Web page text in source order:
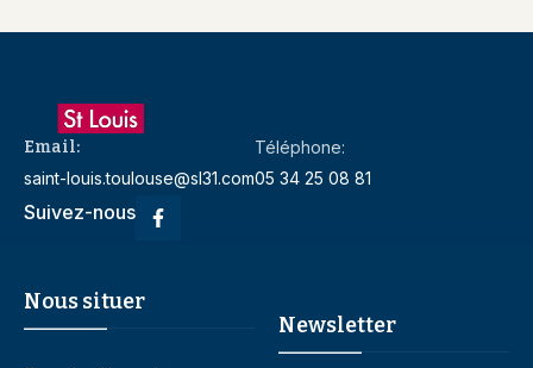
Email:
saint-louis.toulouse@sl31.com
Téléphone:
05 34 25 08 81
Suivez-nous
Nous situer
Newsletter